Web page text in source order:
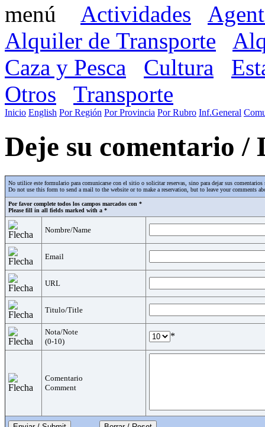
Actividades
Alquiler de Transporte
Caza y Pesca
Cultura
Otros
Transporte
Inicio English Por Región Por Provincia Por Rubro Inf.General
Deje su comentario /
No utilice este formulario para comunicarse con el sitio o solicitar reservas, sino para dejar sus
Do not use this form to send a mail to the website or to make a reservation, but to leave your comments
Por favor complete todos los campos marcados con *
Please fill in all fields marked with a *
Nombre/Name
Email
URL
Titulo/Title
Nota/Note
(0-10)
*
Comentario
Comment